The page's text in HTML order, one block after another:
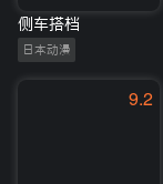
侧车搭档
日本动漫
9.2